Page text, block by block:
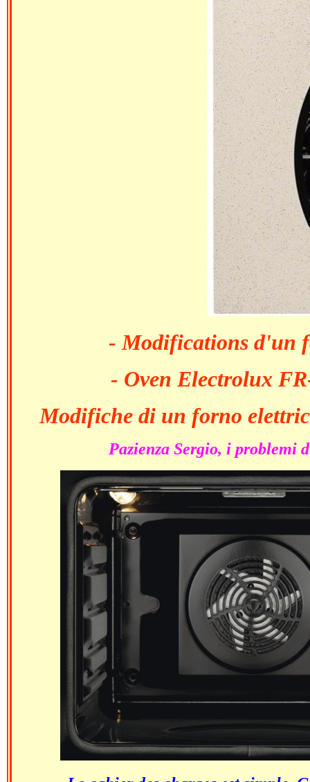
- Modifications d'un
- Oven Electrolux
Modifiche di un forno
Pazienza Sergio, i problemi